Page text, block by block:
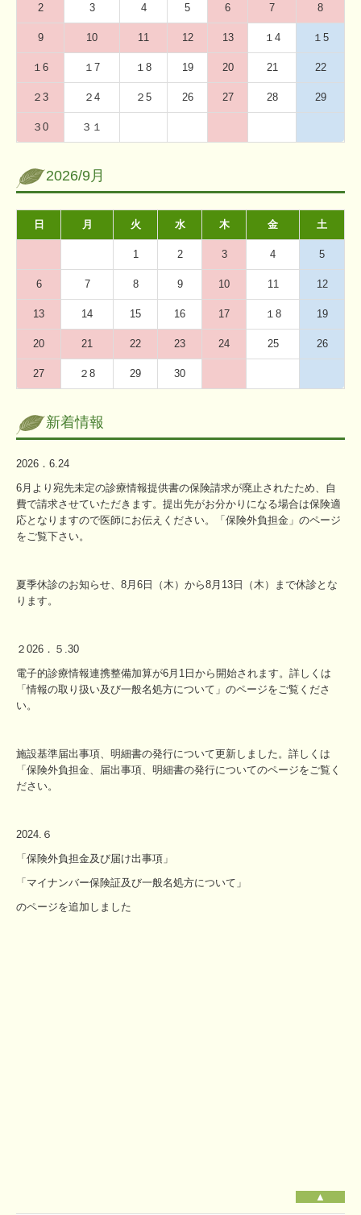
新着情報
2026．6.24
6月より宛先未定の診療情報提供書の保険請求が廃止されたため、自
費で請求させていただきます。提出先がお分かりになる場合は保険適
応となりますので医師にお伝えください。「保険外負担金」のページ
をご覧下さい。
夏季休診のお知らせ、8月6日（木）から8月13日（木）まで休診とな
ります。
２026．５.30
電子的診療情報連携整備加算が6月1日から開始されます。詳しくは
「情報の取り扱い及び一般名処方について」のページをご覧くださ
い。
施設基準届出事項、明細書の発行について更新しました。詳しくは
「保険外負担金、届出事項、明細書の発行についてのページをご覧く
ださい。
2024.６
「保険外負担金及び届け出事項」
「マイナンバー保険証及び一般名処方について」
のページを追加しました
2 3 4 5 6 7 8
9 10 11 12 13 １4 １5
１6 １7 １8 19 20 21 22
２3 ２4 ２5 26 27 28 29
３0 ３１
2026/9月
日 月 火 水 木 金 土
1 2 3 4 5
6 7 8 9 10 11 12
13 14 15 16 17 １8 19
20 21 22 23 24 25 26
27 ２8 29 30
▲